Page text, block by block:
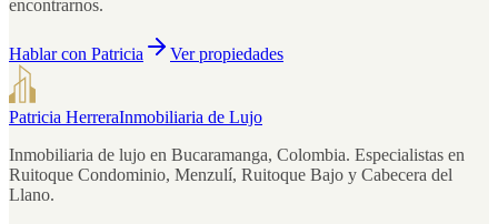
encontrarnos.
Hablar con Patricia Ver propiedades
Patricia HerreraInmobiliaria de Lujo
Inmobiliaria de lujo en Bucaramanga, Colombia. Especialistas en
Ruitoque Condominio, Menzulí, Ruitoque Bajo y Cabecera del
Llano.